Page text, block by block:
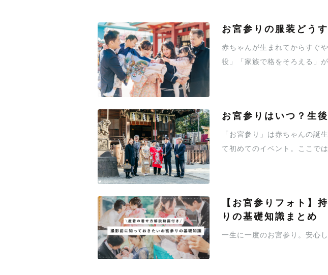
お宮参りの服装どう
赤ちゃんが生まれてからすぐ
役」「家族で格をそろえる」
お宮参りはいつ？生
「お宮参り」は赤ちゃんの誕
て初めてのイベント。ここで
【お宮参りフォト】
りの基礎知識まとめ
一生に一度のお宮参り。安心